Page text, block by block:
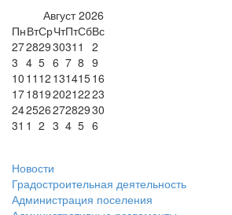
Август 2026
ПнВтСрЧтПтСбВс
2728293031 1
2
3 4 5 6 7 8 9
10 11 12 13141516
17181920212223
24252627282930
31 1 2 3 4 5 6
Новости
Градостроительная деятельность
Администрация поселения